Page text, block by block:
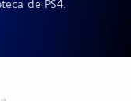
de PS4.